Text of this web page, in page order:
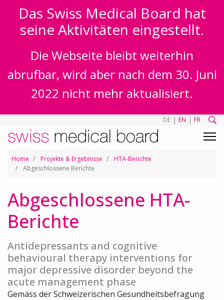
Das Swiss Medical Board hat
seine Aktivitäten eingestellt.
Die Webseite bleibt weiterhin
abrufbar, wird aber nach dem 30. Juni
2022 nicht mehr aktualisiert.
DE | EN | FR
Home Projekte & Ergebnisse
HTA-Berichte
Abgeschlossene Berichte
Abgeschlossene HTA-
Berichte
Antidepressants and cognitive
behavioural therapy interventions for
major depressive disorder beyond the
acute management phase
Gemäss der Schweizerischen Gesundheitsbefragung